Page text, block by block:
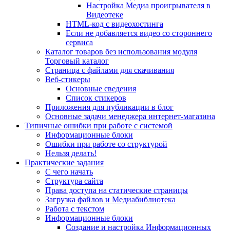
Настройка Медиа проигрывателя в
Видеотеке
HTML-код с видеохостинга
Если не добавляется видео со стороннего
сервиса
Каталог товаров без использования модуля
Торговый каталог
Страница с файлами для скачивания
Веб-стикеры
Основные сведения
Список стикеров
Приложения для публикации в блог
Основные задачи менеджера интернет-магазина
Типичные ошибки при работе с системой
Информационные блоки
Ошибки при работе со структурой
Нельзя делать!
Практические задания
С чего начать
Структура сайта
Права доступа на статические страницы
Загрузка файлов и Медиабиблиотека
Работа с текстом
Информационные блоки
Создание и настройка Информационных